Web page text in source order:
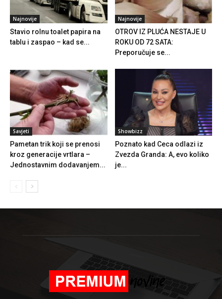
Najnovije
Stavio rolnu toalet papira na
tablu i zaspao – kad se...
Najnovije
OTROV IZ PLUĆA NESTAJE U
ROKU OD 72 SATA:
Preporučuje se...
Savjeti
Pametan trik koji se prenosi
kroz generacije vrtlara –
Jednostavnim dodavanjem...
Showbizz
Poznato kad Ceca odlazi iz
Zvezda Granda: A, evo koliko
je...